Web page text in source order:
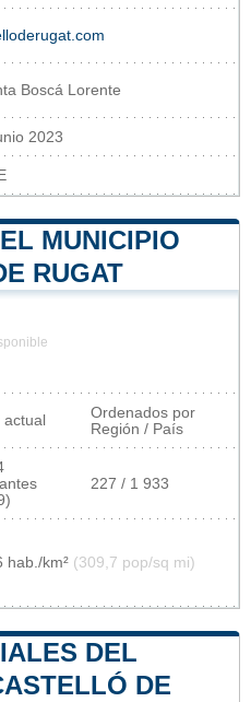
Boscá Lorente
2023
MUNICIPIO
RUGAT
actual
Ordenados por
Región / País
227 / 1 933
hab./km² (309,7 pop/sq mi)
DEL
DE